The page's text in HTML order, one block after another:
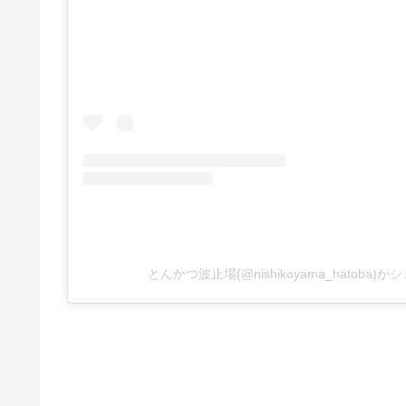
とんかつ波止場(@nishikoyama_hatoba)がシ